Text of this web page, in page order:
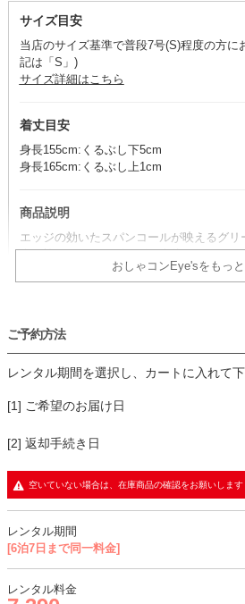
サイズ目安
当店のサイズ基準で普段7号(S)程度の方に
記は「S」)
サイズ詳細はこちら
着丈目安
身長155cm:くるぶし下5cm
身長165cm:くるぶし上1cm
商品説明
エッジの効いたスパンコールが映えるグリ
縦に施されたパイピングが全体をすっき
抜け感と洗練された印象を添えます。
おしゃコンEye'sをもっ
小物には明るめのアイボリー系を合わせる
シャープさを引き立てたい場合は、ブラッ
透け感があるので、肩紐のないインナーを
・スパンコール装飾のチュールレース生
デコルテと背中、袖に透け感あり
おすすめシーン
結婚式、二次会、謝恩会、成人式、同窓
ご予約方法
レンタル期間を選択し、カートに入れて
[1] ご希望のお届け日
[2] 返却手続き日
空いていない場合は、在庫商品の確認をお願いします
レンタル期間
[6泊7日まで同一料金]
レンタル料金